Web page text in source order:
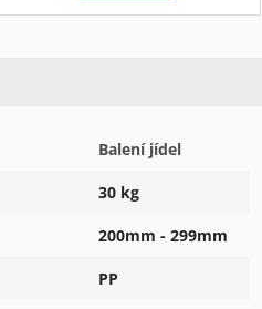
Balení jídel
30 kg
200mm - 299mm
PP